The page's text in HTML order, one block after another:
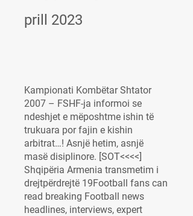
prill 2023
Kampionati Kombëtar Shtator
2007 – FSHF-ja informoi se
ndeshjet e mëposhtme ishin të
trukuara por fajin e kishin
arbitrat…! Asnjë hetim, asnjë
masë disiplinore. [SOT<<<<]
Shqipëria Armenia transmetim i
drejtpërdrejtë 19Football fans can
read breaking Football news
headlines, interviews, expert